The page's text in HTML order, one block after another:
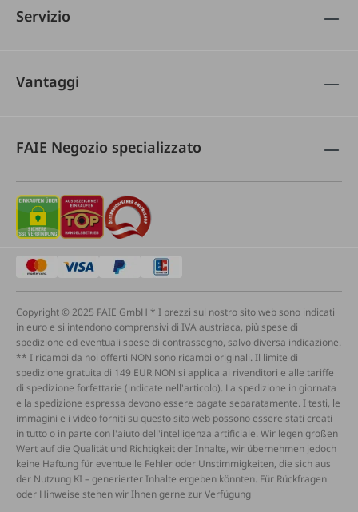
Servizio
Vantaggi
FAIE Negozio specializzato
Copyright © 2025 FAIE GmbH * I prezzi sul nostro sito web sono indicati
in euro e si intendono comprensivi di IVA austriaca, più spese di
spedizione ed eventuali spese di contrassegno, salvo diversa indicazione.
** I ricambi da noi offerti NON sono ricambi originali. Il limite di
spedizione gratuita di 149 EUR NON si applica ai rivenditori e alle tariffe
di spedizione forfettarie (indicate nell'articolo). La spedizione in giornata
e la spedizione espressa devono essere pagate separatamente. I testi, le
immagini e i video forniti su questo sito web possono essere stati creati
in tutto o in parte con l'aiuto dell'intelligenza artificiale. Wir legen großen
Wert auf die Qualität und Richtigkeit der Inhalte, wir übernehmen jedoch
keine Haftung für eventuelle Fehler oder Unstimmigkeiten, die sich aus
der Nutzung KI – generierter Inhalte ergeben könnten. Für Rückfragen
oder Hinweise stehen wir Ihnen gerne zur Verfügung